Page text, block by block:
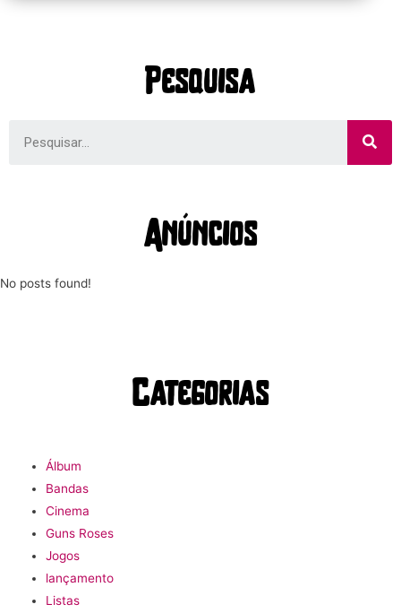
Pesquisa
Anúncios
No posts found!
Categorias
Álbum
Bandas
Cinema
Guns Roses
Jogos
lançamento
Listas